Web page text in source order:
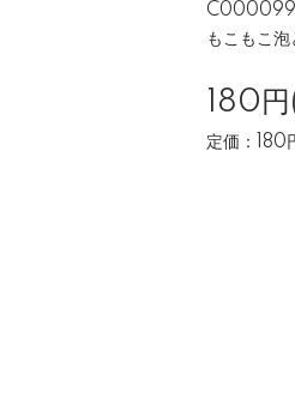
C000099
もこもこ
180
定価：180